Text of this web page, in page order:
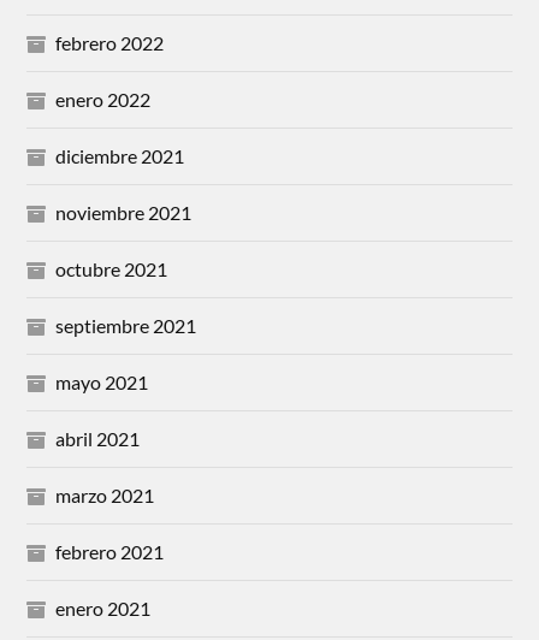
febrero 2022
enero 2022
diciembre 2021
noviembre 2021
octubre 2021
septiembre 2021
mayo 2021
abril 2021
marzo 2021
febrero 2021
enero 2021